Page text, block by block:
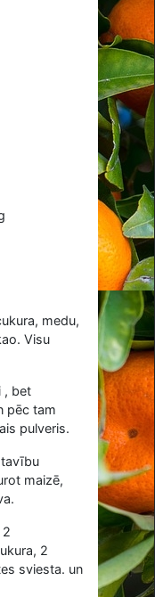
medu,
Visu
, bet
pēc tam
pulveris.
maizē,
2
2
sviesta. un